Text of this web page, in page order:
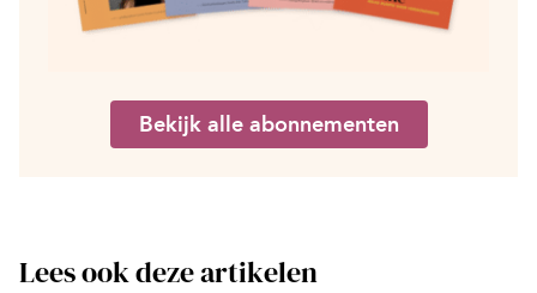
Bekijk alle abonnementen
Lees ook deze artikelen